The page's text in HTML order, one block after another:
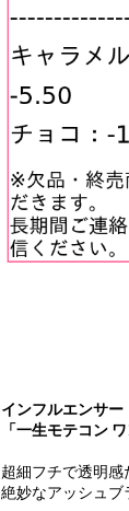
インフルエンサ
「一生モテコン
超細フチで透明感
絶妙なアッシュ